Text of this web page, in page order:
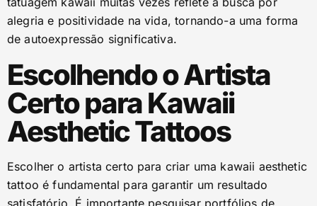
alegria e positividade na vida, tornando-a uma forma
de autoexpressão significativa.
Escolhendo o Artista
Certo para Kawaii
Aesthetic Tattoos
Escolher o artista certo para criar uma kawaii aesthetic
tattoo é fundamental para garantir um resultado
satisfatório. É importante pesquisar portfólios de